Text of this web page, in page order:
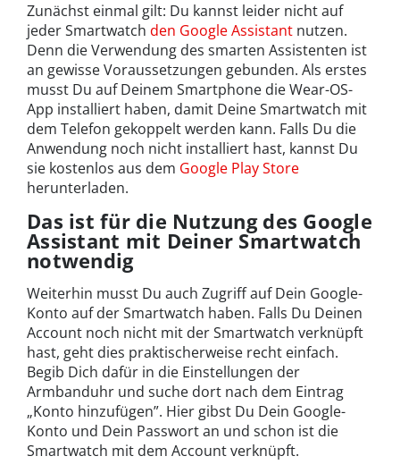
Zunächst einmal gilt: Du kannst leider nicht auf
jeder Smartwatch den Google Assistant nutzen.
Denn die Verwendung des smarten Assistenten ist
an gewisse Voraussetzungen gebunden. Als erstes
musst Du auf Deinem Smartphone die Wear-OS-
App installiert haben, damit Deine Smartwatch mit
dem Telefon gekoppelt werden kann. Falls Du die
Anwendung noch nicht installiert hast, kannst Du
sie kostenlos aus dem Google Play Store
herunterladen.
Das ist für die Nutzung des Google
Assistant mit Deiner Smartwatch
notwendig
Weiterhin musst Du auch Zugriff auf Dein Google-
Konto auf der Smartwatch haben. Falls Du Deinen
Account noch nicht mit der Smartwatch verknüpft
hast, geht dies praktischerweise recht einfach.
Begib Dich dafür in die Einstellungen der
Armbanduhr und suche dort nach dem Eintrag
„Konto hinzufügen”. Hier gibst Du Dein Google-
Konto und Dein Passwort an und schon ist die
Smartwatch mit dem Account verknüpft.